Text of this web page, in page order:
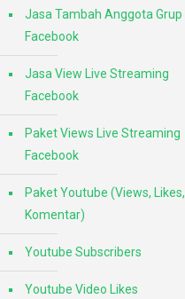
Jasa Tambah Anggota Grup
Facebook
Jasa View Live Streaming
Facebook
Paket Views Live Streaming
Facebook
Paket Youtube (Views, Likes,
Komentar)
Youtube Subscribers
Youtube Video Likes